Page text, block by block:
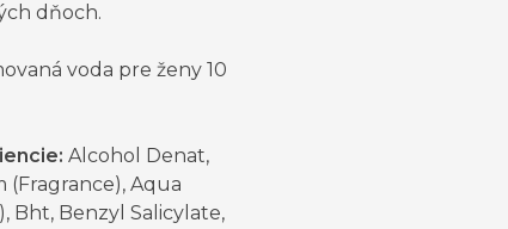
dňoch.
voda pre ženy 10
Alcohol Denat,
(Fragrance), Aqua
Bht, Benzyl Salicylate,